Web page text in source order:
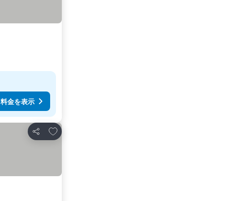
料金を表示
シェア
お気に入りに追加